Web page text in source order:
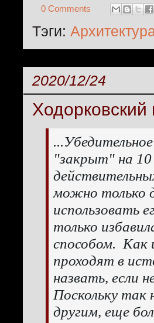
0 Comments
Тэги:
2020/12/24
Ходорковский
"закрыт" на 10
можно только
использовать
только
способом. Как
проходят в
назвать, если
Поскольку так
другим, еще